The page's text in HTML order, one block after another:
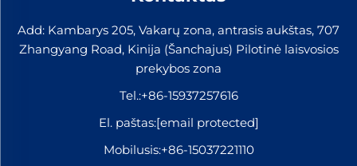
Add: Kambarys 205, Vakarų zona, antrasis aukštas, 707
Zhangyang Road, Kinija (Šanchajus) Pilotinė laisvosios
prekybos zona
Tel.:+86-15937257616
El. paštas:[email protected]
Mobilusis:+86-15037221110